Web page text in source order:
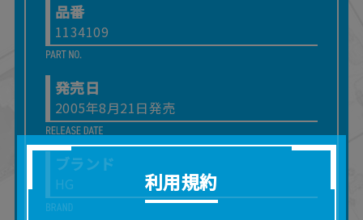
品番
1134109
発売日
2005年8月21日発売
ブランド
HG 利用規約